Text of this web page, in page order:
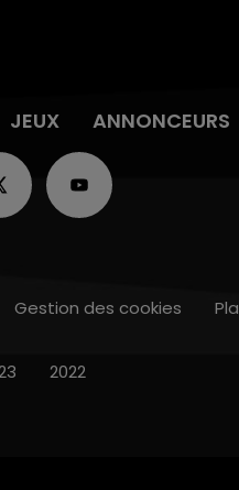
JEUX ANNONCEURS
Gestion des cookies
2022